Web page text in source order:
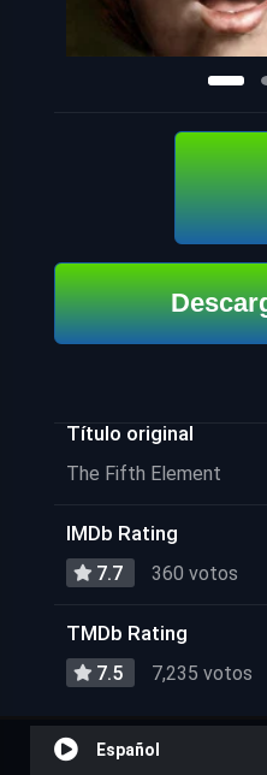
Título original
The Fifth Element
IMDb Rating
7.7 360 votos
TMDb Rating
7.5 7,235 votos
Español